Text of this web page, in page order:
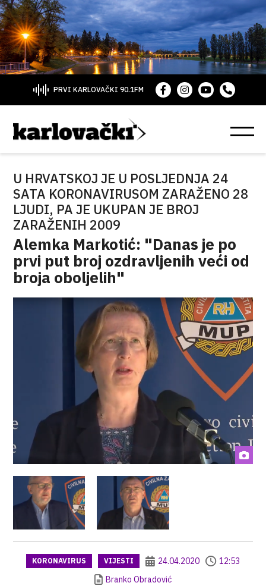
PRVI KARLOVAČKI 90.1FM
U HRVATSKOJ JE U POSLJEDNJA 24
SATA KORONAVIRUSOM ZARAŽENO 28
LJUDI, PA JE UKUPAN JE BROJ
ZARAŽENIH 2009
Alemka Markotić: "Danas je po
prvi put broj ozdravljenih veći od
broja oboljelih"
KORONAVIRUS VIJESTI 24.04.2020
12:53
Branko Obradović